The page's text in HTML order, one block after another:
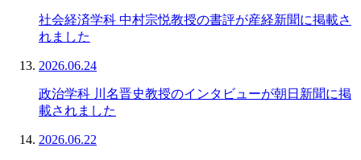
社会経済学科 中村宗悦教授の書評が産経新聞に掲載さ
れました
2026.06.24
政治学科 川名晋史教授のインタビューが朝日新聞に掲
載されました
2026.06.22